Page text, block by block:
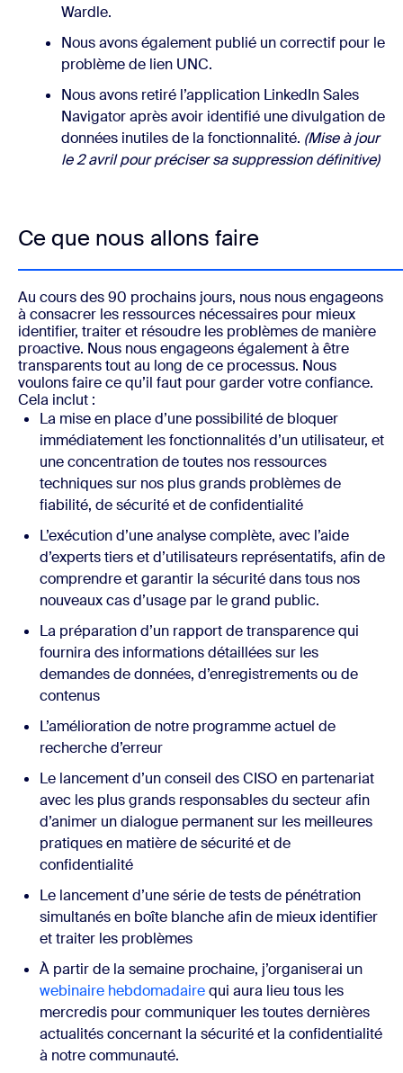
Wardle.
Nous avons également publié un correctif pour le
problème de lien UNC.
Nous avons retiré l’application LinkedIn Sales
Navigator après avoir identifié une divulgation de
données inutiles de la fonctionnalité. (Mise à jour
le 2 avril pour préciser sa suppression définitive)
Ce que nous allons faire
Au cours des 90 prochains jours, nous nous engageons
à consacrer les ressources nécessaires pour mieux
identifier, traiter et résoudre les problèmes de manière
proactive. Nous nous engageons également à être
transparents tout au long de ce processus. Nous
voulons faire ce qu’il faut pour garder votre confiance.
Cela inclut :
La mise en place d’une possibilité de bloquer
immédiatement les fonctionnalités d’un utilisateur, et
une concentration de toutes nos ressources
techniques sur nos plus grands problèmes de
fiabilité, de sécurité et de confidentialité
L’exécution d’une analyse complète, avec l’aide
d’experts tiers et d’utilisateurs représentatifs, afin de
comprendre et garantir la sécurité dans tous nos
nouveaux cas d’usage par le grand public.
La préparation d’un rapport de transparence qui
fournira des informations détaillées sur les
demandes de données, d’enregistrements ou de
contenus
L’amélioration de notre programme actuel de
recherche d’erreur
Le lancement d’un conseil des CISO en partenariat
avec les plus grands responsables du secteur afin
d’animer un dialogue permanent sur les meilleures
pratiques en matière de sécurité et de
confidentialité
Le lancement d’une série de tests de pénétration
simultanés en boîte blanche afin de mieux identifier
et traiter les problèmes
À partir de la semaine prochaine, j’organiserai un
webinaire hebdomadairequi aura lieu tous les
mercredis pour communiquer les toutes dernières
actualités concernant la sécurité et la confidentialité
à notre communauté.